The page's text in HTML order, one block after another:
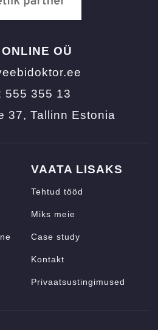
OÜ
555 355 13
37, Tallinn Estonia
VAATA LISAKS
Tehtud tööd
Miks meie
Case study
Kontakt
Privaatsustingimused